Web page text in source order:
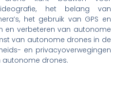
het belang van
het gebruik van GPS en
en verbeteren van autonome
van autonome drones in de
en privacyoverwegingen
autonome drones.